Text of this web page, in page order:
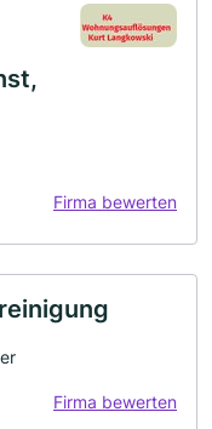
Firma bewerten
Firma bewerten